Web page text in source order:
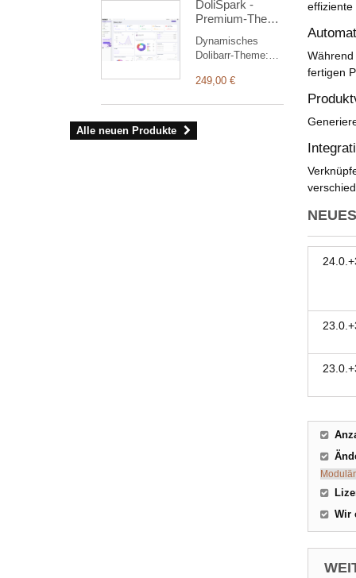
jedes Eingriffs zu
gewährleisten.
automatisch dem
richtigen
Drittpartner in
Dolibarr
DoliSpark -
Premium-Theme
& CRM
Dynamisches
Dolibarr-Theme:
klare Kontraste,
schnellen Zugriff,
249,00 €
Alle neuen Produkte
effiziente
fertigen
Wir